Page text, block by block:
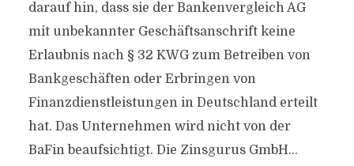
darauf hin, dass sie der Bankenvergleich AG
mit unbekannter Geschäftsanschrift keine
Erlaubnis nach § 32 KWG zum Betreiben von
Bankgeschäften oder Erbringen von
Finanzdienstleistungen in Deutschland erteilt
hat. Das Unternehmen wird nicht von der
BaFin beaufsichtigt. Die Zinsgurus GmbH...